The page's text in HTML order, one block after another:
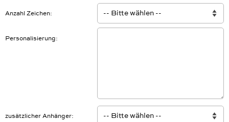
Anzahl Zeichen
Personalisierung
zusätzlicher Anhänger